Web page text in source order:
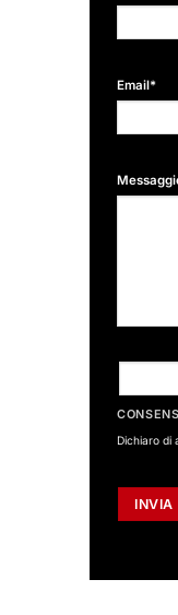
Email*
Dichiaro di